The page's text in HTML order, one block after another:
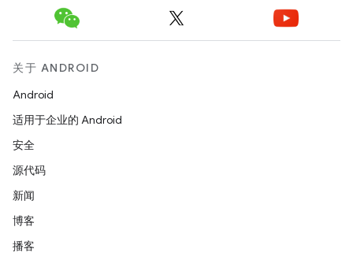
关于 ANDROID
Android
适用于企业的 Android
安全
源代码
新闻
博客
播客